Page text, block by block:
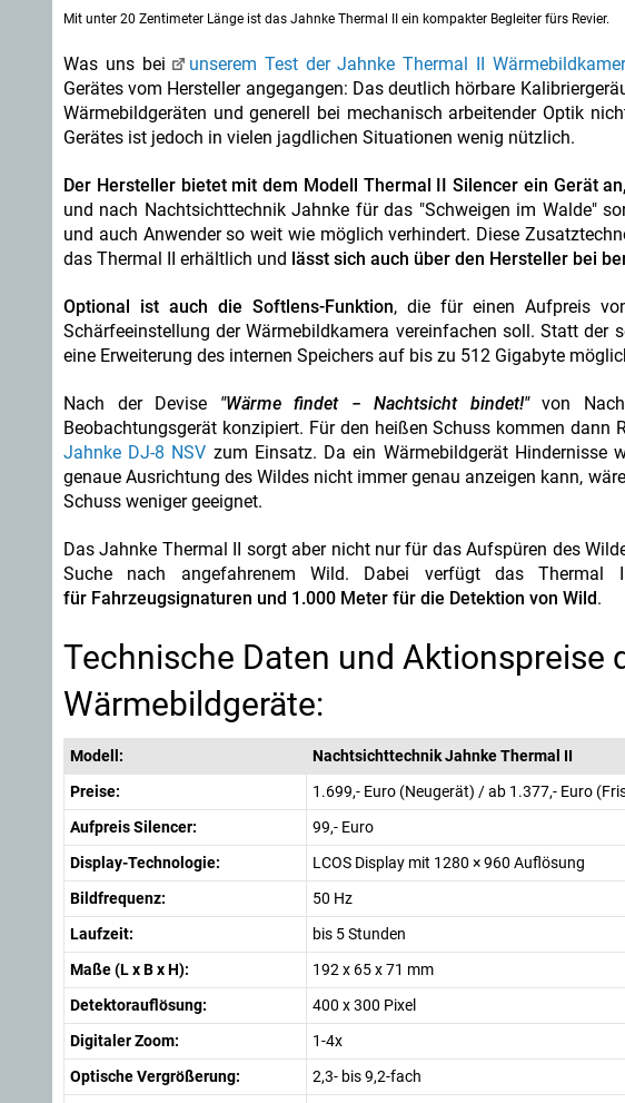
Mit unter 20 Zentimeter Länge ist das Jahnke Thermal II ein kompakter Begleiter fürs Revier.
Was uns bei unserem Test der Jahnke Thermal II
Gerätes vom Hersteller angegangen: Das deutlich hörbare
Wärmebildgeräten und generell bei mechanisch arbeitender Optik
Gerätes ist jedoch in vielen jagdlichen Situationen wenig nützlich.
Der Hersteller bietet mit dem Modell Thermal II Silencer ein Gerät
und nach Nachtsichttechnik Jahnke für das "Schweigen im Walde"
und auch Anwender so weit wie möglich verhindert. Diese
das Thermal II erhältlich und lässt sich auch über den Hersteller bei
Optional ist auch die Softlens-Funktion, die für einen Aufpreis
Schärfeeinstellung der Wärmebildkamera vereinfachen soll. Statt
eine Erweiterung des internen Speichers auf bis zu 512 Gigabyte
Nach der Devise "Wärme findet − Nachtsicht bindet!"von
Beobachtungsgerät konzipiert. Für den heißen Schuss kommen dann
Jahnke DJ-8 NSV zum Einsatz. Da ein Wärmebildgerät
genaue Ausrichtung des Wildes nicht immer genau anzeigen kann,
Schuss weniger geeignet.
Das Jahnke Thermal II sorgt aber nicht nur für das Aufspüren des
Suche nach angefahrenem Wild. Dabei verfügt das Thermal
für Fahrzeugsignaturen und 1.000 Meter für die Detektion von Wild.
Technische Daten und Aktionspreise
Wärmebildgeräte:
Modell:
Nachtsichttechnik Jahnke Thermal II
Preise:
1.699,- Euro (Neugerät) / ab 1.377,- Euro
Aufpreis Silencer:
99,- Euro
Display-Technologie:
LCOS Display mit 1280 × 960 Auflösung
Bildfrequenz:
50 Hz
Laufzeit:
bis 5 Stunden
Maße (L x B x H):
192 x 65 x 71 mm
Detektorauflösung:
400 x 300 Pixel
Digitaler Zoom:
1-4x
Optische Vergrößerung:
2,3- bis 9,2-fach